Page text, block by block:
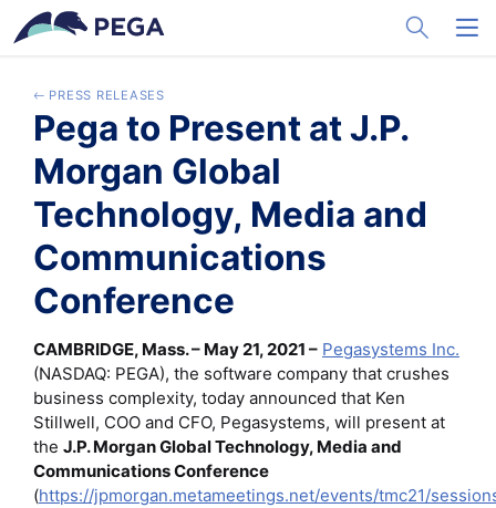
メインコンテンツに飛ぶ
Toggle
PRESS RELEASES
Pega to Present at J.P.
Morgan Global
Technology, Media and
Communications
Conference
CAMBRIDGE, Mass. – May 21, 2021 – Pegasystems Inc.
(NASDAQ: PEGA), the software company that crushes
business complexity, today announced that Ken
Stillwell, COO and CFO, Pegasystems, will present at
the J.P. Morgan Global Technology, Media and
Communications Conference
(https://jpmorgan.metameetings.net/events/tmc21/